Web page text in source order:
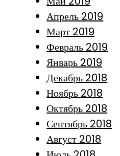
Апрель 2019
Март 2019
Февраль 2019
Январь 2019
Декабрь 2018
Ноябрь 2018
Октябрь 2018
Сентябрь 2018
Август 2018